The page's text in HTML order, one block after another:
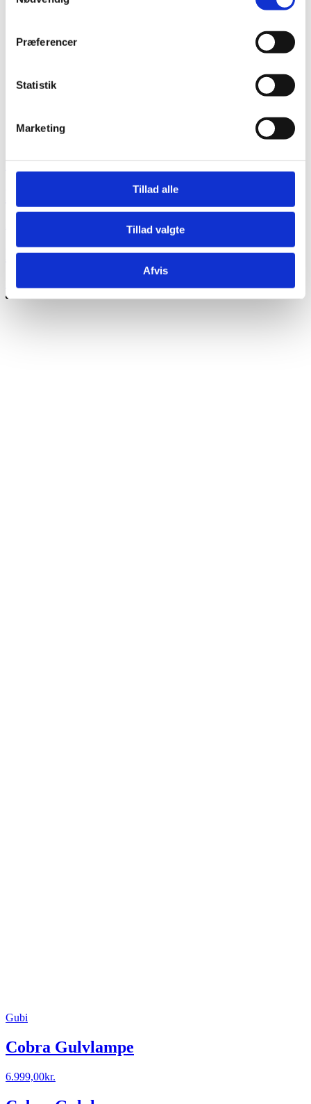
Præferencer
Statistik
Marketing
Tillad alle
Tillad valgte
Afvis
PH 4½-3½ Gulvlampe
PH 4½-3½ Gulvlampe
29.000,00
Gubi
Cobra Gulvlampe
6.999,00kr.